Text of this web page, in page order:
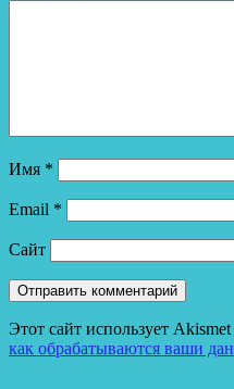
Имя *
Email *
Сайт
Этот сайт использует
как обрабатываются ваши